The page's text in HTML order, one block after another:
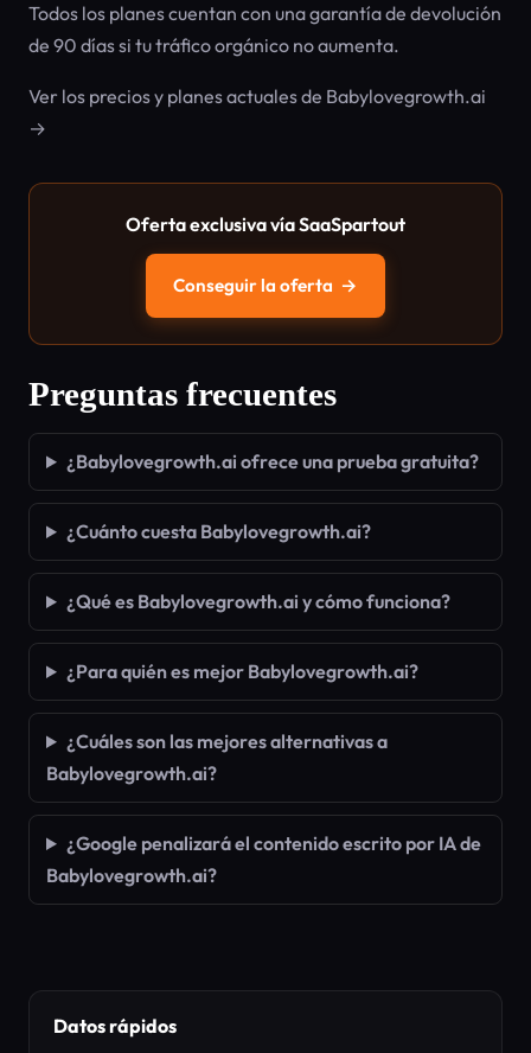
Todos los planes cuentan con una garantía de devolución
de 90 días si tu tráfico orgánico no aumenta.
Ver los precios y planes actuales de Babylovegrowth.ai
→
Oferta exclusiva vía SaaSpartout
Conseguir la oferta →
Preguntas frecuentes
¿Babylovegrowth.ai ofrece una prueba gratuita?
¿Cuánto cuesta Babylovegrowth.ai?
¿Qué es Babylovegrowth.ai y cómo funciona?
¿Para quién es mejor Babylovegrowth.ai?
¿Cuáles son las mejores alternativas a
Babylovegrowth.ai?
¿Google penalizará el contenido escrito por IA de
Babylovegrowth.ai?
Datos rápidos